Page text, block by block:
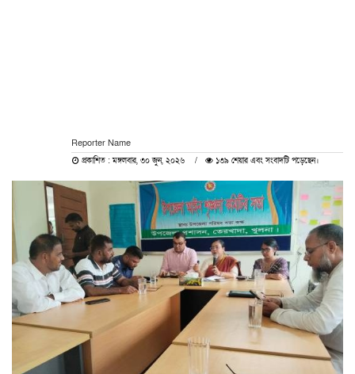
Reporter Name
প্রকাশিত : মঙ্গলবার, ৩০ জুন, ২০২৬ ১৩৯ শেয়ার এবং সংবাদটি পড়েছেন।